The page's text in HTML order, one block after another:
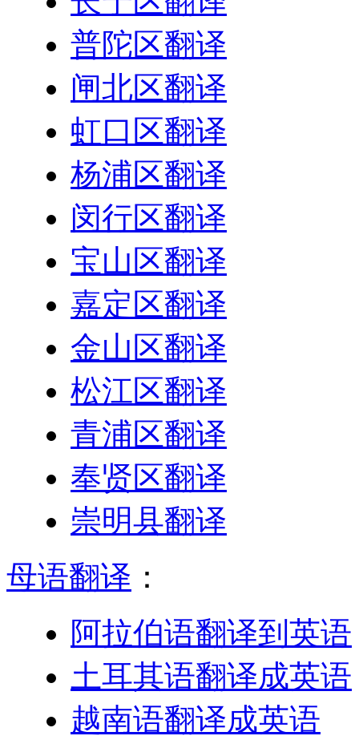
普陀区翻译
闸北区翻译
虹口区翻译
杨浦区翻译
闵行区翻译
宝山区翻译
嘉定区翻译
金山区翻译
松江区翻译
青浦区翻译
奉贤区翻译
崇明县翻译
母语翻译 ：
阿拉伯语翻译到英语
土耳其语翻译成英语
越南语翻译成英语